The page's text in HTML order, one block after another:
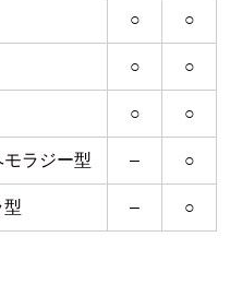
○ ○
○ ○
○ ○
ラジー型 – ○
– ○